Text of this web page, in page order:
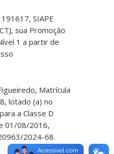
SIAPE
sua Promoção
1 a partir de
Matrícula
lotado (a) no
a Classe D
01/08/2016,
2024-68.